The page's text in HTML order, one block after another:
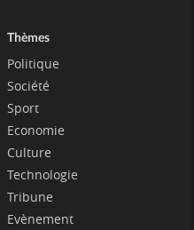
Thèmes
Politique
Société
Sport
Economie
Culture
Technologie
Tribune
Evènement